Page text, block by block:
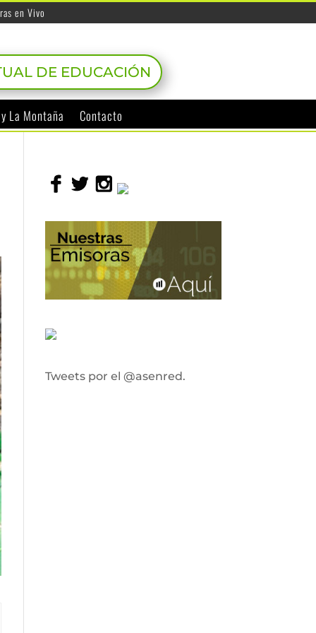
en Vivo
DE EDUCACIÓN
La Montaña Contacto
Tweets por el @asenred.